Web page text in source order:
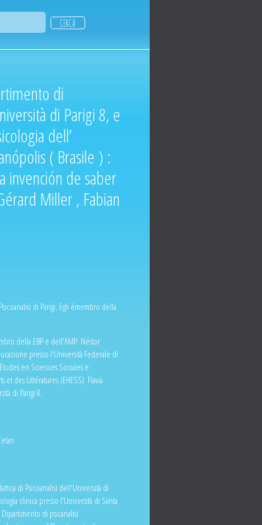
di
di Parigi 8, e
dell’
( Brasile ) :
invención de saber
Miller , Fabian
di Parigi. Egli èmembro della
della EBP e dell'AMP. Néstor
presso l'Università Federale di
en Sciences Sociales e
des Littératures (EHESS). Flavia
di Parigi 8.
di Psicoanalisi dell'Università di
clinica presso l'Università di Santa
Dipartimento di psicanalisi